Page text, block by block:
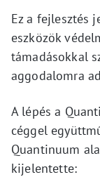
Ez a fejlesztés
eszközök
támadásokkal
aggodalomra
A lépés a
céggel
Quantinuum
kijelentette: